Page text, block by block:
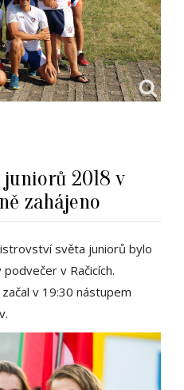
2018 v
zahájeno
světa juniorů bylo
v Račicích.
v 19:30 nástupem